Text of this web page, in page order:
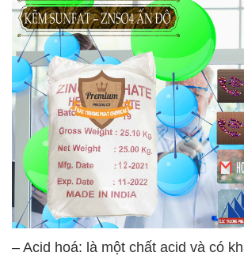
– Acid hoá: là một chất acid và có